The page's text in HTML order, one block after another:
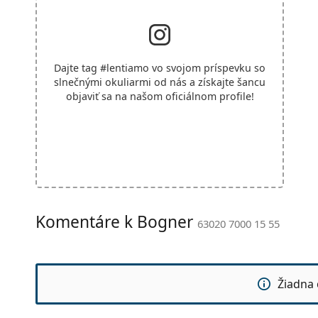
Dajte tag #lentiamo vo svojom príspevku so
slnečnými okuliarmi od nás a získajte šancu
objaviť sa na našom oficiálnom profile!
Komentáre k Bogner 63020 7000 15 55
Žiadna